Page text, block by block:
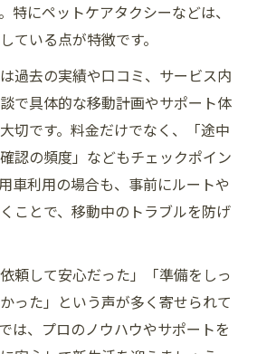
特にペットケアタクシーなどは、
ている点が特徴です。
過去の実績や口コミ、サービス内
で具体的な移動計画やサポート体
切です。料金だけでなく、「途中
認の頻度」などもチェックポイン
車利用の場合も、事前にルートや
ことで、移動中のトラブルを防げ
頼して安心だった」「準備をしっ
った」という声が多く寄せられて
は、プロのノウハウやサポートを